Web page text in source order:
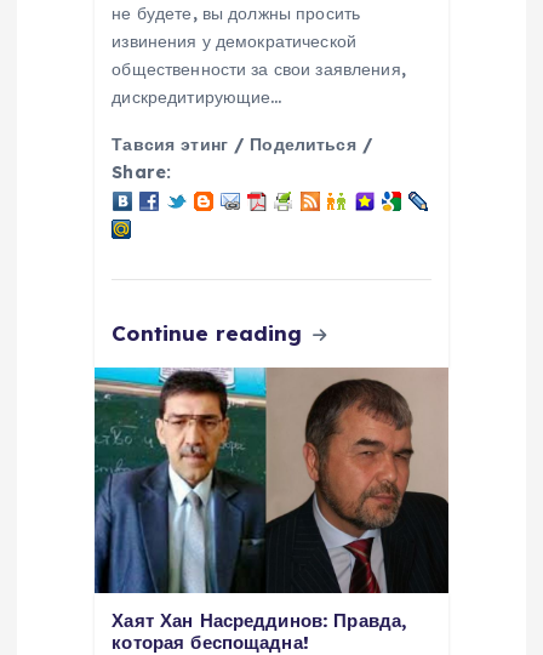
не будете, вы должны просить
извинения у демократической
общественности за свои заявления,
дискредитирующие…
Тавсия этинг / Поделиться /
Share:
Continue reading
Хаят Хан Насреддинов: Правда,
которая беспощадна!